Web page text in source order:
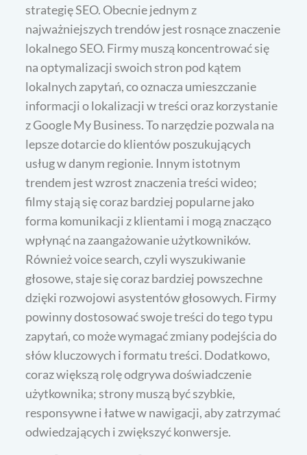
strategię SEO. Obecnie jednym z
najważniejszych trendów jest rosnące znaczenie
lokalnego SEO. Firmy muszą koncentrować się
na optymalizacji swoich stron pod kątem
lokalnych zapytań, co oznacza umieszczanie
informacji o lokalizacji w treści oraz korzystanie
z Google My Business. To narzędzie pozwala na
lepsze dotarcie do klientów poszukujących
usług w danym regionie. Innym istotnym
trendem jest wzrost znaczenia treści wideo;
filmy stają się coraz bardziej popularne jako
forma komunikacji z klientami i mogą znacząco
wpłynąć na zaangażowanie użytkowników.
Również voice search, czyli wyszukiwanie
głosowe, staje się coraz bardziej powszechne
dzięki rozwojowi asystentów głosowych. Firmy
powinny dostosować swoje treści do tego typu
zapytań, co może wymagać zmiany podejścia do
słów kluczowych i formatu treści. Dodatkowo,
coraz większą rolę odgrywa doświadczenie
użytkownika; strony muszą być szybkie,
responsywne i łatwe w nawigacji, aby zatrzymać
odwiedzających i zwiększyć konwersje.